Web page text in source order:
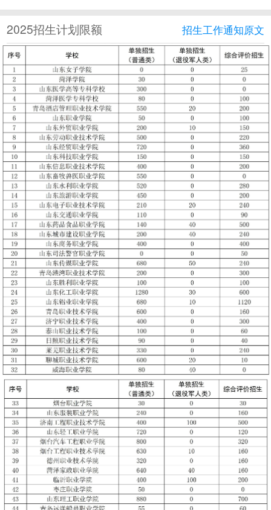
2025招生计划限额 招生工作通知原文